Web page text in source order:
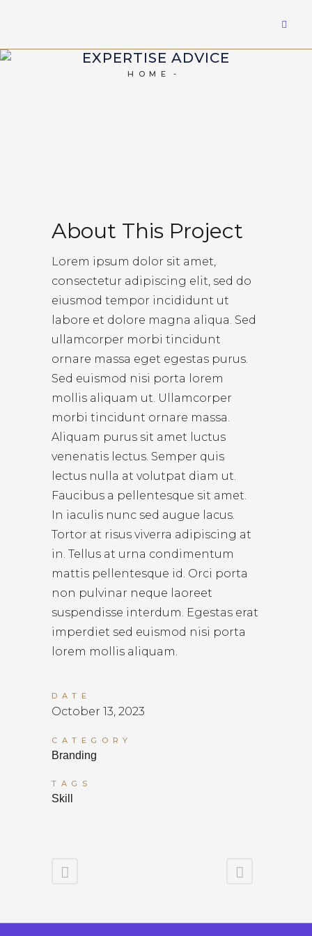
EXPERTISE ADVICE
HOME
About This Project
Lorem ipsum dolor sit amet,
consectetur adipiscing elit, sed do
eiusmod tempor incididunt ut
labore et dolore magna aliqua. Sed
ullamcorper morbi tincidunt
ornare massa eget egestas purus.
Sed euismod nisi porta lorem
mollis aliquam ut. Ullamcorper
morbi tincidunt ornare massa.
Aliquam purus sit amet luctus
venenatis lectus. Semper quis
lectus nulla at volutpat diam ut.
Faucibus a pellentesque sit amet.
In iaculis nunc sed augue lacus.
Tortor at risus viverra adipiscing at
in. Tellus at urna condimentum
mattis pellentesque id. Orci porta
non pulvinar neque laoreet
suspendisse interdum. Egestas erat
imperdiet sed euismod nisi porta
lorem mollis aliquam.
DATE
October 13, 2023
CATEGORY
Branding
TAGS
Skill